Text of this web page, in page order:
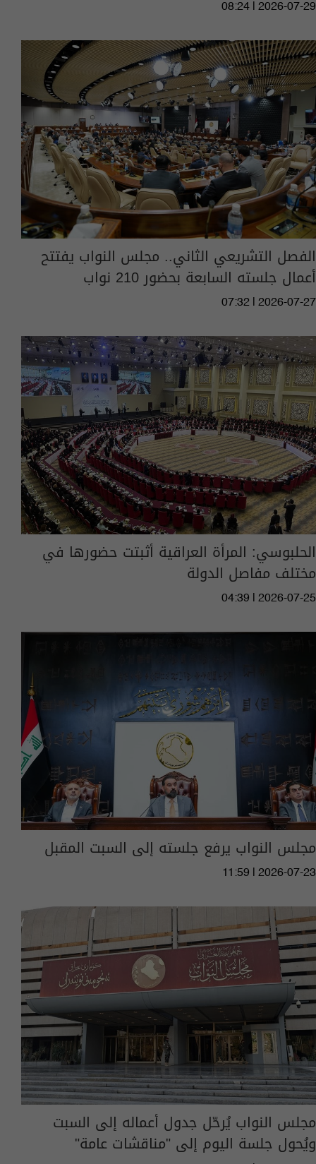
08:24 | 2026-07-29
الفصل التشريعي الثاني.. مجلس النواب يفتتح
أعمال جلسته السابعة بحضور 210 نواب
07:32 | 2026-07-27
الحلبوسي: المرأة العراقية أثبتت حضورها في
مختلف مفاصل الدولة
04:39 | 2026-07-25
مجلس النواب يرفع جلسته إلى السبت المقبل
11:59 | 2026-07-23
مجلس النواب يُرحّل جدول أعماله إلى السبت
ويُحول جلسة اليوم إلى "مناقشات عامة"